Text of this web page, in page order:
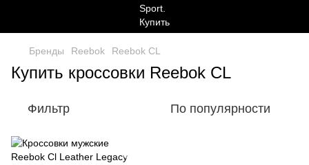
Бренды Reebok Reebok CL
Купить кроссовки Reebok CL
Фильтр По популярности